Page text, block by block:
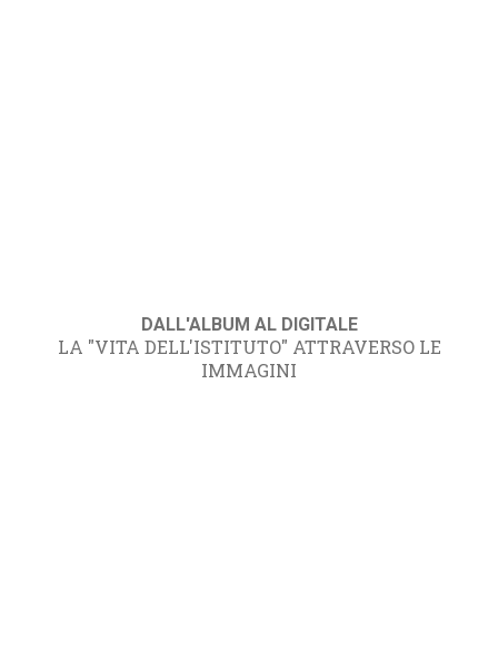
DALL'ALBUM AL DIGITALE
LA "VITA DELL'ISTITUTO" ATTRAVERSO LE
IMMAGINI